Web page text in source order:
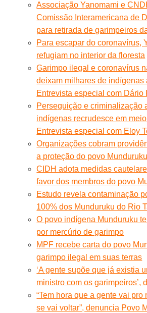
Associação Yanomami e
Comissão Interamericana de
para retirada de garimpeiros
Para escapar do coronavírus,
refugiam no interior da floresta
Garimpo ilegal e coronavírus
deixam milhares de indígenas
Entrevista especial com Dário
Perseguição e criminalização
indígenas recrudesce em
Entrevista especial com Eloy
Organizações cobram
a proteção do povo Munduruku
CIDH adota medidas
favor dos membros do povo
Estudo revela contaminação
100% dos Munduruku do Rio
O povo indígena Munduruku
por mercúrio de garimpo
MPF recebe carta do povo
garimpo ilegal em suas terras
‘A gente supõe que já existia
ministro com os garimpeiros’,
“Tem hora que a gente vai pro
se vai voltar”, denuncia Povo